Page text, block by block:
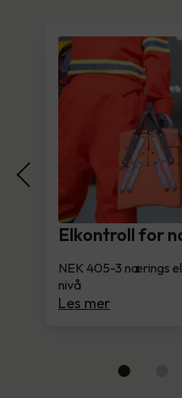
Elkontroll for
NEK 405-3 nærings
nivå
Les mer